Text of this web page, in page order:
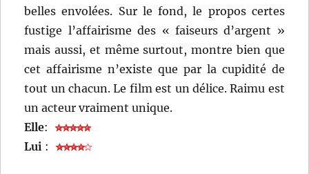
belles envolées. Sur le fond, le propos certes
fustige l’affairisme des « faiseurs d’argent »
mais aussi, et même surtout, montre bien que
cet affairisme n’existe que par la cupidité de
tout un chacun. Le film est un délice. Raimu est
un acteur vraiment unique.
Elle:
Lui :